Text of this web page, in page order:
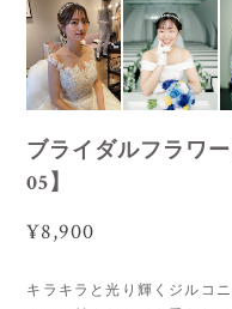
ブライダルフラワ
05】
¥8,900
キラキラと光り輝くジルコ